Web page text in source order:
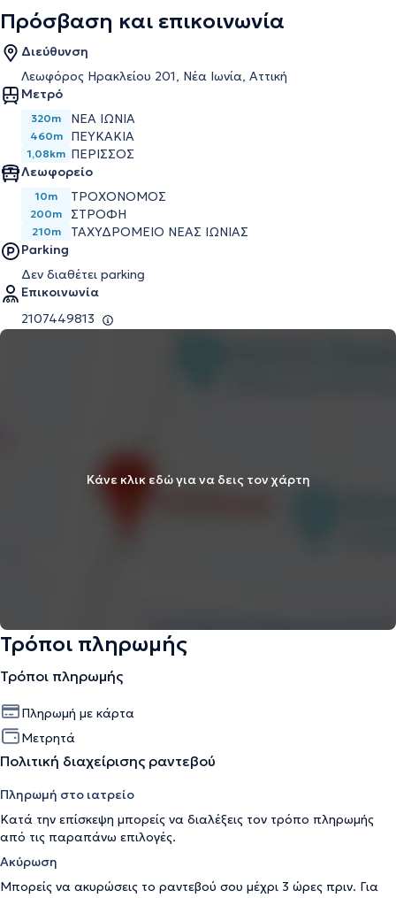
Πρόσβαση και επικοινωνία
Διεύθυνση
Λεωφόρος Ηρακλείου 201, Νέα Ιωνία, Αττική
Μετρό
320m ΝΈΑ ΙΩΝΊΑ
460m ΠΕΥΚΆΚΙΑ
1,08km ΠΕΡΙΣΣΌΣ
Λεωφορείο
10m ΤΡΟΧΟΝΟΜΟΣ
200m ΣΤΡΟΦΗ
210m
ΤΑΧΥΔΡΟΜΕΙΟ ΝΕΑΣ ΙΩΝΙΑΣ
Parking
Δεν διαθέτει parking
Επικοινωνία
2107449813
Κάνε κλικ εδώ για να δεις τον χάρτη
Τρόποι πληρωμής
Τρόποι πληρωμής
Πληρωμή με κάρτα
Μετρητά
Πολιτική διαχείρισης ραντεβού
Πληρωμή στο ιατρείο
Κατά την επίσκεψη μπορείς να διαλέξεις τον τρόπο πληρωμής
από τις παραπάνω επιλογές.
Ακύρωση
Μπορείς να ακυρώσεις το ραντεβού σου μέχρι 3 ώρες πριν. Για